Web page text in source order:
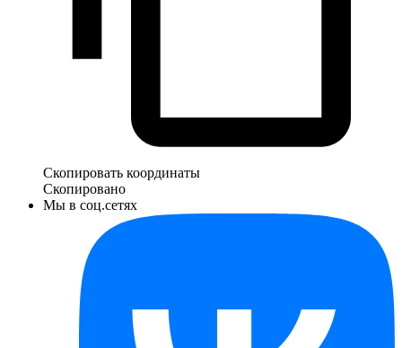
Скопировать координаты
Скопировано
Мы в соц.сетях